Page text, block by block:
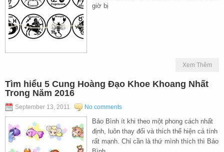
giờ bị
Xem Thêm
Tìm hiểu 5 Cung Hoàng Đạo Khoe Khoang Nhất
Trong Năm 2016
September 13, 2011 No comments
Bảo Bình ít khi theo một phong cách nhất
định, luôn thay đổi và thích thể hiện cá tính
rất mạnh. Chỉ cần là thứ mình thích thì Bảo